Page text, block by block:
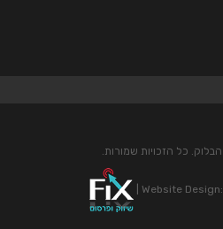
Website Design: